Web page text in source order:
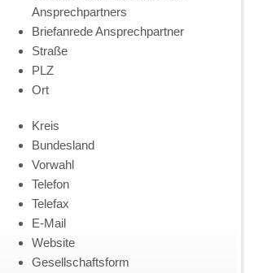
Ansprechpartners
Briefanrede Ansprechpartner
Straße
PLZ
Ort
Kreis
Bundesland
Vorwahl
Telefon
Telefax
E-Mail
Website
Gesellschaftsform